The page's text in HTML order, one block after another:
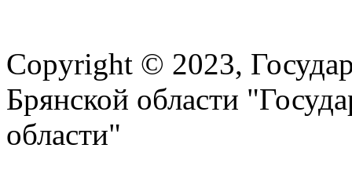
Copyright © 2023,
Брянской области
области"